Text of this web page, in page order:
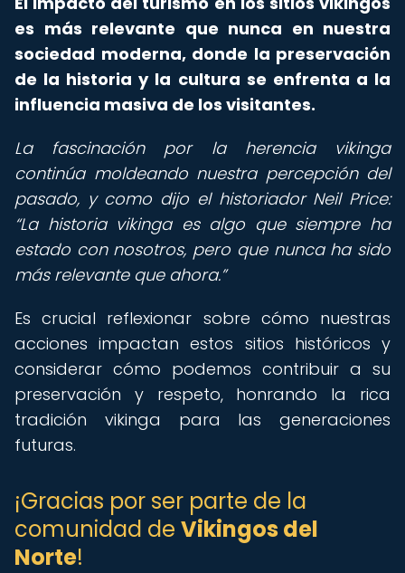
es más relevante que nunca en nuestra
sociedad moderna, donde la preservación
de la historia y la cultura se enfrenta a la
influencia masiva de los visitantes.
La fascinación por la herencia vikinga
continúa moldeando nuestra percepción del
pasado, y como dijo el historiador Neil Price:
La historia vikinga es algo que siempre ha
estado con nosotros, pero que nunca ha sido
más relevante que ahora.
Es crucial reflexionar sobre cómo nuestras
acciones impactan estos sitios históricos y
considerar cómo podemos contribuir a su
preservación y respeto, honrando la rica
tradición vikinga para las generaciones
futuras.
¡Gracias por ser parte de la
comunidad de Vikingos del
Norte!